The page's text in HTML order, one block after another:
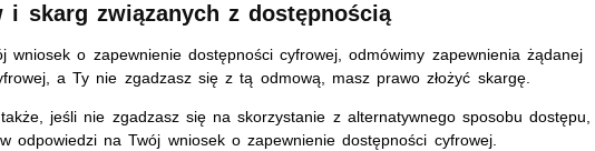
i skarg związanych z dostępnością
wniosek o zapewnienie dostępności cyfrowej, odmówimy zapewnienia żądanej
a Ty nie zgadzasz się z tą odmową, masz prawo złożyć skargę.
jeśli nie zgadzasz się na skorzystanie z alternatywnego sposobu dostępu,
odpowiedzi na Twój wniosek o zapewnienie dostępności cyfrowej.